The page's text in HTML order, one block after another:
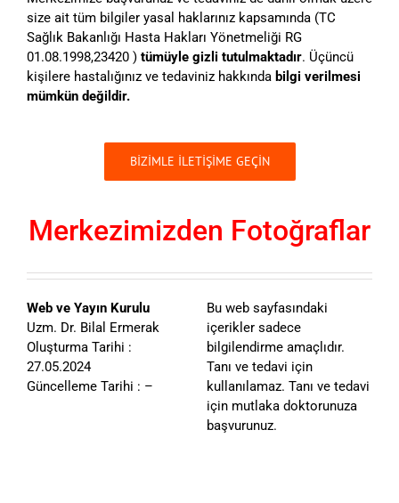
size ait tüm bilgiler yasal haklarınız kapsamında (TC
Sağlık Bakanlığı Hasta Hakları Yönetmeliği RG
01.08.1998,23420 ) tümüyle gizli tutulmaktadır. Üçüncü
kişilere hastalığınız ve tedaviniz hakkında bilgi verilmesi
mümkün değildir.
BİZİMLE İLETİŞİME GEÇİN
Merkezimizden Fotoğraflar
Web ve Yayın Kurulu
Uzm. Dr. Bilal Ermerak
Oluşturma Tarihi :
27.05.2024
Güncelleme Tarihi : –
Bu web sayfasındaki
içerikler sadece
bilgilendirme amaçlıdır.
Tanı ve tedavi için
kullanılamaz. Tanı ve tedavi
için mutlaka doktorunuza
başvurunuz.